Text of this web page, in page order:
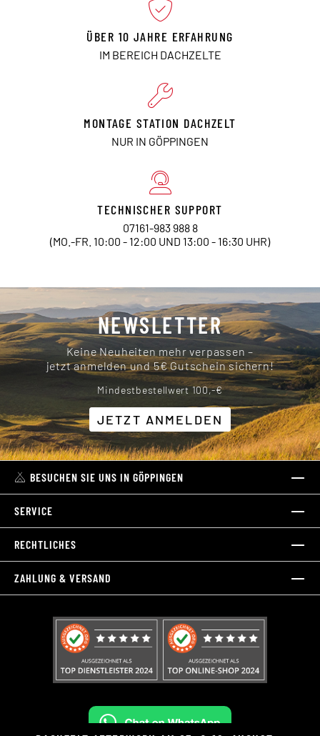
ÜBER 10 JAHRE ERFAHRUNG
IM BEREICH DACHZELTE
MONTAGE STATION DACHZELT
NUR IN GÖPPINGEN
TECHNISCHER SUPPORT
07161-983 988 8
(MO.-FR. 10:00 - 12:00 UND 13:00 - 16:30 UHR)
NEWSLETTER
Keine Neuheiten mehr verpassen –
jetzt anmelden und 5€ Gutschein sichern!
Mindestbestellwert 100,-€
JETZT ANMELDEN
BESUCHEN SIE UNS IN GÖPPINGEN
SERVICE
RECHTLICHES
ZAHLUNG & VERSAND